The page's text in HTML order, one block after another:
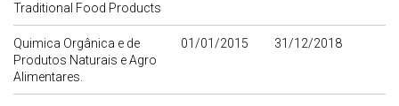
Traditional Food Products
Quimica Orgânica e de
Produtos Naturais e Agro
Alimentares.
01/01/2015 31/12/2018